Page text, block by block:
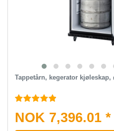
Tappetårn, kegerator
NOK 7,396.01 *